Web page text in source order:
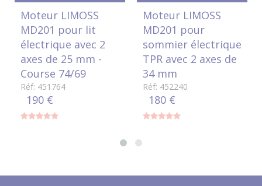
Moteur LIMOSS
MD201 pour lit
électrique avec 2
axes de 25 mm -
Course 74/69
Réf: 451764
190 €
Moteur LIMOSS
MD201 pour
sommier électrique
TPR avec 2 axes de
34 mm
Réf: 452240
180 €